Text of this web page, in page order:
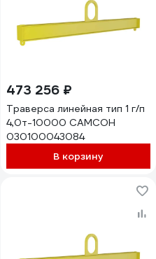
473 256 ₽
Траверса линейная тип 1 г/п
4,0т-10000 САМСОН
030100043084
В корзину